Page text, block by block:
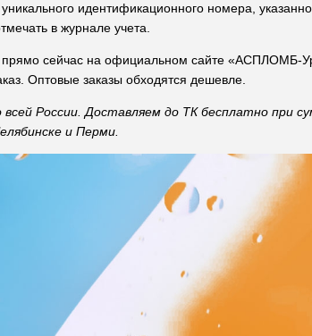
идентификационного номера,
в журнале учета.
сейчас на официальном сайте «АСПЛОМБ-
Оптовые заказы обходятся дешевле.
России. Доставляем до ТК бесплатно при
и Перми.